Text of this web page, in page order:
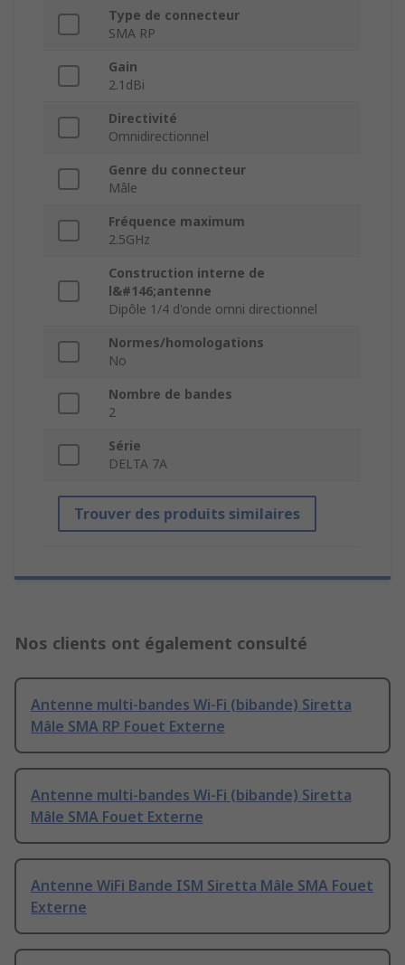
Type de connecteur
SMA RP
Gain
2.1dBi
Directivité
Omnidirectionnel
Genre du connecteur
Mâle
Fréquence maximum
2.5GHz
Construction interne de
l&#146;antenne
Dipôle 1/4 d'onde omni directionnel
Normes/homologations
No
Nombre de bandes
2
Série
DELTA 7A
Trouver des produits similaires
Nos clients ont également consulté
Antenne multi-bandes Wi-Fi (bibande) Siretta
Mâle SMA RP Fouet Externe
Antenne multi-bandes Wi-Fi (bibande) Siretta
Mâle SMA Fouet Externe
Antenne WiFi Bande ISM Siretta Mâle SMA Fouet
Externe